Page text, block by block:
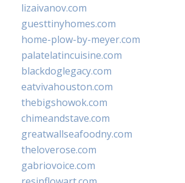
lizaivanov.com
guesttinyhomes.com
home-plow-by-meyer.com
palatelatincuisine.com
blackdoglegacy.com
eatvivahouston.com
thebigshowok.com
chimeandstave.com
greatwallseafoodny.com
theloverose.com
gabriovoice.com